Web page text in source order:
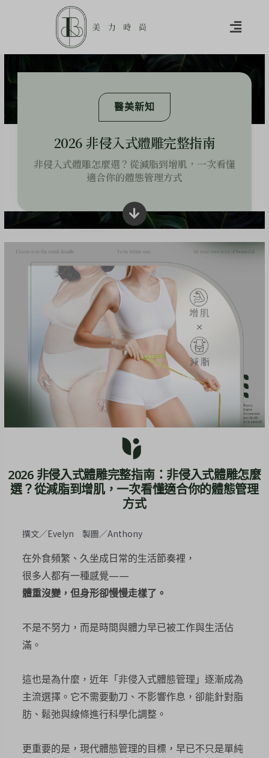
醫美新知
2026 非侵入式體雕完整指南
非侵入式體雕怎麼選？從減脂到增肌，一次看懂
適合你的體態管理方式
2026 非侵入式體雕完整指南：非侵入式體雕怎麼
選？從減脂到增肌，一次看懂適合你的體態管理
方式
撰文／Evelyn 製圖／Anthony
在外食頻繁、久坐成日常的生活節奏裡，
很多人都有一種感覺——
體重沒變，但身形卻慢慢走樣了。
不是不努力，而是時間與體力早已被工作與生活佔
滿。
這也是為什麼，近年「非侵入式體態管理」逐漸成為
主流選擇。它不需要動刀、不影響作息，卻能針對脂
肪、鬆弛與線條進行科學化調整。
更重要的是，現代體態管理的目標，早已不只是單純